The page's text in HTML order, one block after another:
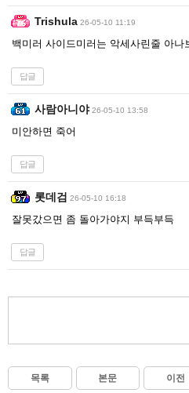
Trishula 26-05-10 11:19
백미러 사이드미러는 악세사린줄 아나
답글
사람아니야 26-05-10 13:58
미안하면 죽어
답글
롯데검 26-05-10 16:18
잘못갔으면 좀 돌아가야지 부득부득
답글
목록 본문 이전